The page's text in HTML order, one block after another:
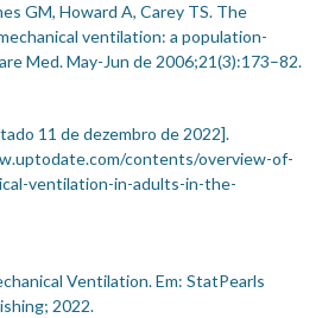
GM, Howard A, Carey TS. The
ventilation: a population-
Med. May-Jun de 2006;21(3):173–82.
11 de dezembro de 2022].
contents/overview-of-
ventilation-in-adults-in-the-
Ventilation. Em: StatPearls
2022.